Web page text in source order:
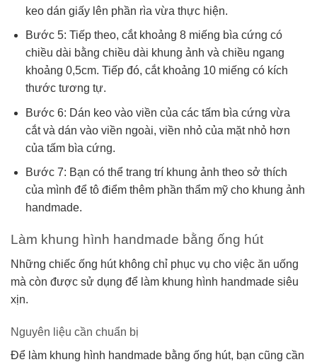
keo dán giấy lên phần rìa vừa thực hiện.
Bước 5: Tiếp theo, cắt khoảng 8 miếng bìa cứng có
chiều dài bằng chiều dài khung ảnh và chiều ngang
khoảng 0,5cm. Tiếp đó, cắt khoảng 10 miếng có kích
thước tương tự.
Bước 6: Dán keo vào viền của các tấm bìa cứng vừa
cắt và dán vào viền ngoài, viền nhỏ của mặt nhỏ hơn
của tấm bìa cứng.
Bước 7: Bạn có thể trang trí khung ảnh theo sở thích
của mình để tô điểm thêm phần thẩm mỹ cho khung ảnh
handmade.
Làm khung hình handmade bằng ống hút
Những chiếc ống hút không chỉ phục vụ cho việc ăn uống
mà còn được sử dụng để làm khung hình handmade siêu
xịn.
Nguyên liệu cần chuẩn bị
Để làm khung hình handmade bằng ống hút, bạn cũng cần